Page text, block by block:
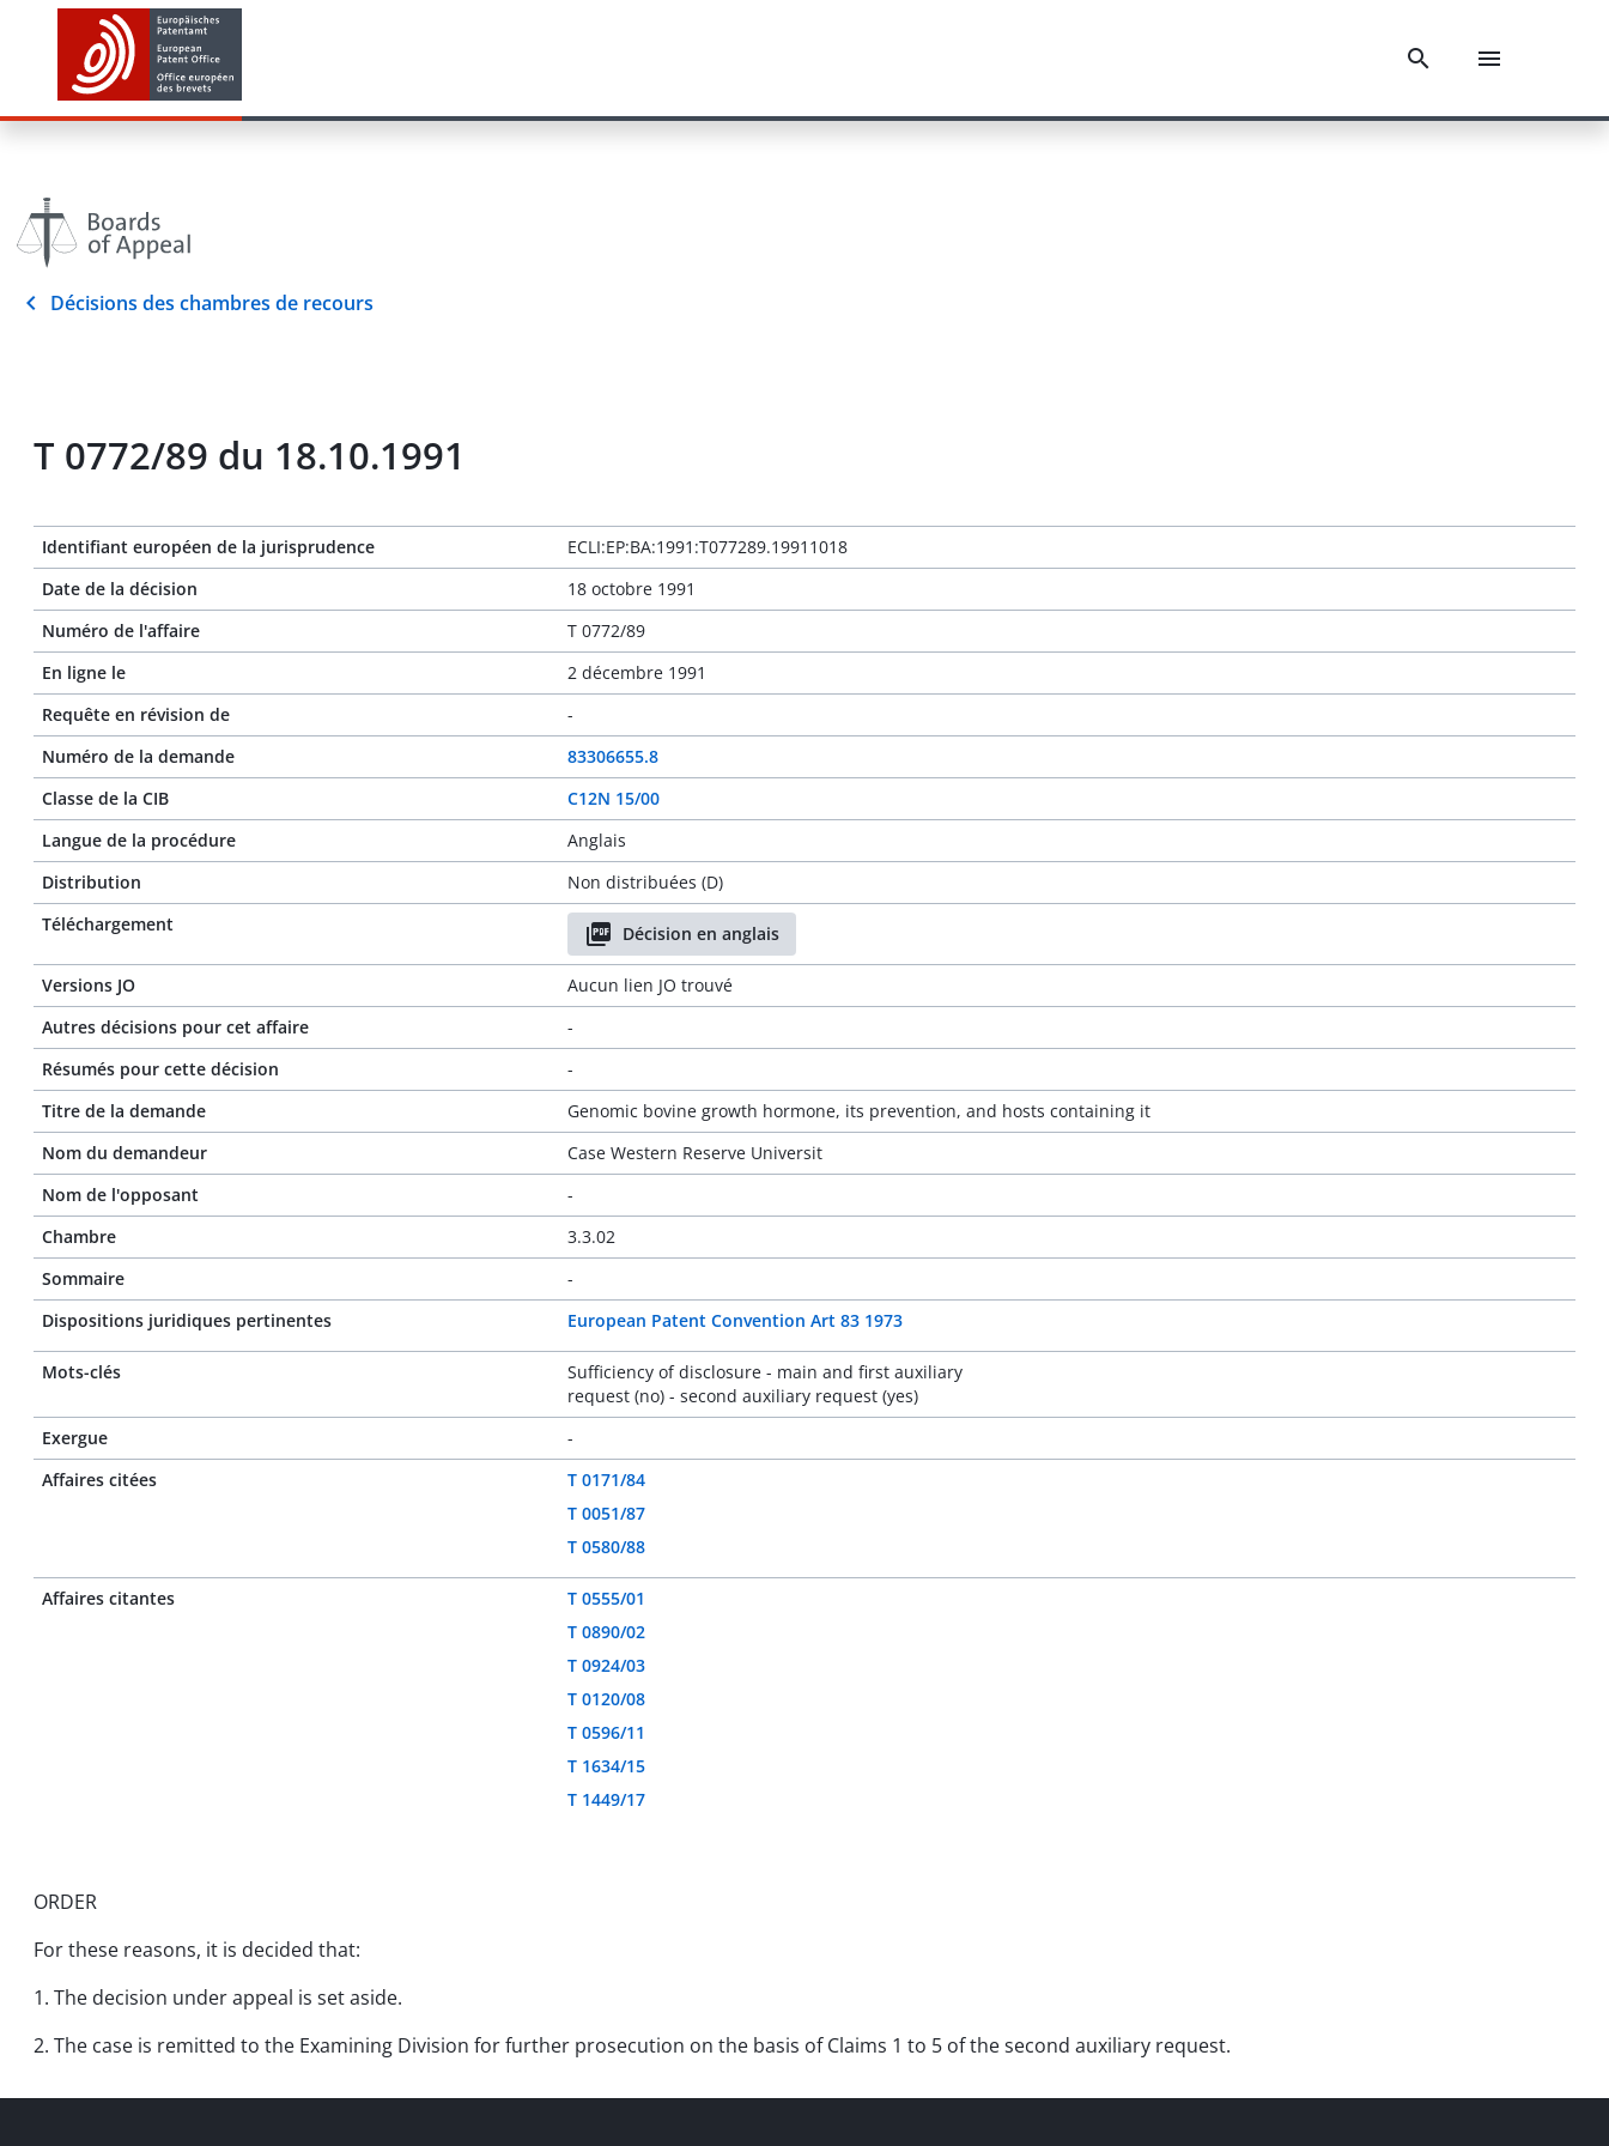
Décisions des chambres de recours
T 0772/89 du 18.10.1991
Identifiant européen de la jurisprudence
ECLI:EP:BA:1991:T077289.19911018
Date de la décision
18 octobre 1991
Numéro de l'affaire
T 0772/89
En ligne le
2 décembre 1991
Requête en révision de
-
Numéro de la demande
83306655.8
Classe de la CIB
C12N 15/00
Langue de la procédure
Anglais
Distribution
Non distribuées (D)
Téléchargement
Décision en anglais
Versions JO
Aucun lien JO trouvé
Autres décisions pour cet affaire
-
Résumés pour cette décision
-
Titre de la demande
Genomic bovine growth hormone, its prevention, and hosts containing it
Nom du demandeur
Case Western Reserve Universit
Nom de l'opposant
-
Chambre
3.3.02
Sommaire
-
Dispositions juridiques pertinentes
European Patent Convention Art 83 1973
Mots-clés
Sufficiency of disclosure - main and first auxiliary
request (no) - second auxiliary request (yes)
Exergue
-
Affaires citées
T 0171/84
T 0051/87
T 0580/88
Affaires citantes
T 0555/01
T 0890/02
T 0924/03
T 0120/08
T 0596/11
T 1634/15
T 1449/17
ORDER
For these reasons, it is decided that:
1. The decision under appeal is set aside.
2. The case is remitted to the Examining Division for further prosecution on the basis of Claims 1 to 5 of the second auxiliary request.